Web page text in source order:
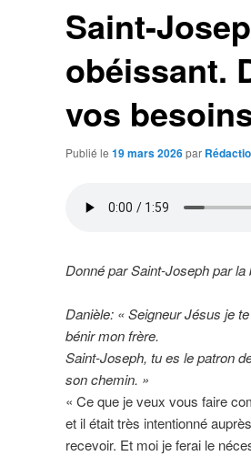
Saint-
obéissant.
vos
Publié le 19 mars 2026par
Donné par Saint-Joseph par
Danièle: « Seigneur Jésus je
bénir mon frère.
Saint-Joseph, tu es le patron
son chemin. »
« Ce que je veux vous faire
et il était très intentionné
recevoir. Et moi je ferai le